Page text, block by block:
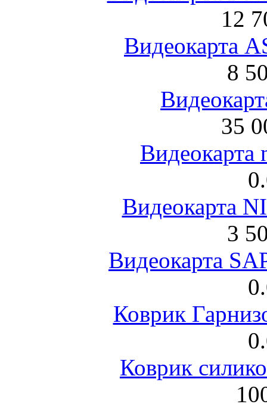
12
Видеокарта
8
35
Видеокарта
Видеокарта
3
Видеокарта
Коврик
Коврик